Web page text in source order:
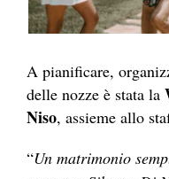
A pianificare,
delle nozze è stata la
Niso, assieme allo
“Un matrimonio